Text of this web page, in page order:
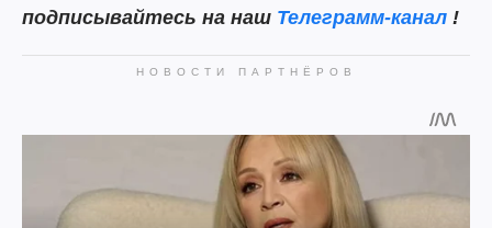
подписывайтесь на наш Телеграмм-канал !